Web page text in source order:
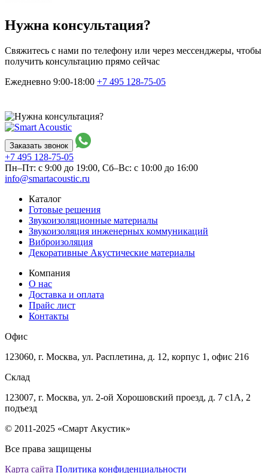
Нужна консультация?
Свяжитесь с нами по телефону или через мессенджеры, чтобы
получить консультацию прямо сейчас
Ежедневно 9:00-18:00 +7 495 128-75-05
Заказать звонок
+7 495 128-75-05
Пн–Пт: с 9:00 до 19:00, Сб–Вс: с 10:00 до 16:00
info@smartacoustic.ru
Каталог
Готовые решения
Звукоизоляционные материалы
Звукоизоляция инженерных коммуникаций
Виброизоляция
Декоративные Акустические материалы
Компания
О нас
Доставка и оплата
Прайс лист
Контакты
Офис
123060, г. Москва, ул. Расплетина, д. 12, корпус 1, офис 216
Склад
123007, г. Москва, ул. 2-ой Хорошовский проезд, д. 7 с1А, 2
подъезд
© 2011-2025 «Смарт Акустик»
Все права защищены
Карта сайта Политика конфиденциальности